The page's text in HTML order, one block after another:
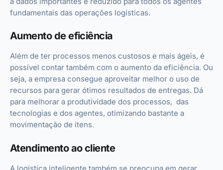
fundamentais das operações logísticas.
Aumento de eficiência
Além de ter processos menos custosos e mais ágeis, é
possível contar também com o aumento da eficiência. Ou
seja, a empresa consegue aproveitar melhor o uso de
recursos para gerar ótimos resultados de entregas. Dá
para melhorar a produtividade dos processos, das
tecnologias e dos agentes, otimizando bastante a
movimentação de itens.
Atendimento ao cliente